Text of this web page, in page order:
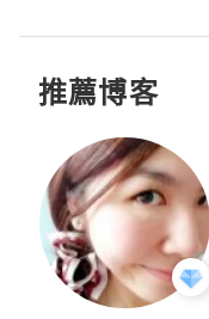
推薦博客